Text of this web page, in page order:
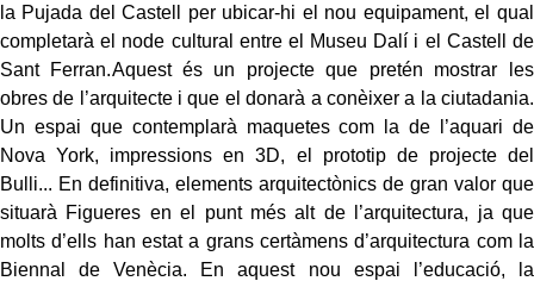
la Pujada del Castell per ubicar-hi el nou equipament, el qual
completarà el node cultural entre el Museu Dalí i el Castell de
Sant Ferran.Aquest és un projecte que pretén mostrar les
obres de l’arquitecte i que el donarà a conèixer a la ciutadania.
Un espai que contemplarà maquetes com la de l’aquari de
Nova York, impressions en 3D, el prototip de projecte del
Bulli... En definitiva, elements arquitectònics de gran valor que
situarà Figueres en el punt més alt de l’arquitectura, ja que
molts d’ells han estat a grans certàmens d’arquitectura com la
Biennal de Venècia. En aquest nou espai l’educació, la